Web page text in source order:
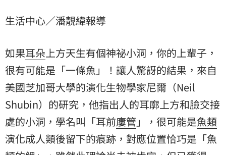
生活中心／潘靚緯報導
如果耳朵上方天生有個神祕小洞，你的上輩子，
很有可能是「一條魚」！讓人驚訝的結果，來自
美國芝加哥大學的演化生物學家尼爾（Neil
Shubin）的研究，他指出人的耳廓上方和臉交接
處的小洞，學名叫「耳前廔管 」，很可能是魚類
演化成人類後留下的痕跡，對應位置恰巧是「魚